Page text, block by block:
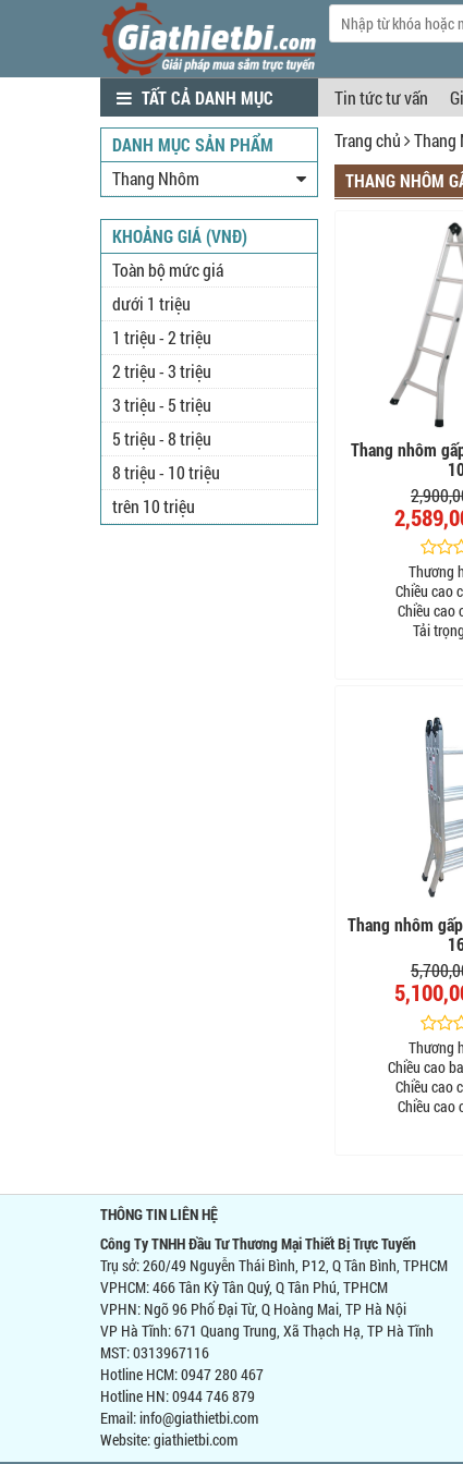
TẤT CẢ DANH MỤC Tin tức tư vấn
Trang chủ
Thang
THANG NHÔM
Thang nhôm
Thương
Chiều cao
Chiều cao
Tải
Thang nhôm
Thương
Chiều cao
Chiều cao
Chiều cao
DANH MỤC SẢN PHẨM
Thang Nhôm
KHOẢNG GIÁ (VNĐ)
Toàn bộ mức giá
dưới 1 triệu
1 triệu - 2 triệu
2 triệu - 3 triệu
3 triệu - 5 triệu
5 triệu - 8 triệu
8 triệu - 10 triệu
trên 10 triệu
THÔNG TIN LIÊN HỆ
Công Ty TNHH Đầu Tư Thương Mại Thiết Bị Trực Tuyến
Trụ sở: 260/49 Nguyễn Thái Bình, P12, Q Tân Bình, TPHCM
VPHCM: 466 Tân Kỳ Tân Quý, Q Tân Phú, TPHCM
VPHN: Ngõ 96 Phố Đại Từ, Q Hoàng Mai, TP Hà Nội
VP Hà Tĩnh: 671 Quang Trung, Xã Thạch Hạ, TP Hà Tĩnh
MST: 0313967116
Hotline HCM: 0947 280 467
Hotline HN: 0944 746 879
Email: info@giathietbi.com
Website:giathietbi.com